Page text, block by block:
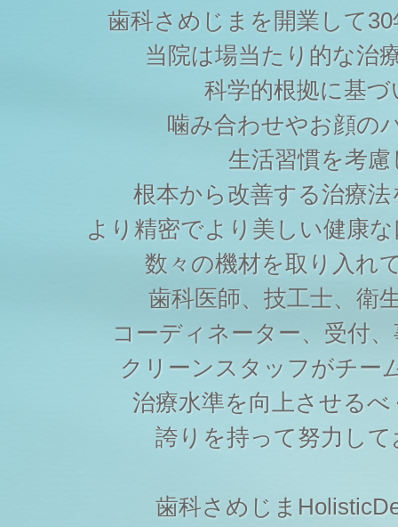
歯科さめじまを開業して
当院は場当たり的な治
科学的根拠に基づ
噛み合わせやお顔の
生活習慣を考慮
根本から改善する治療
より精密でより美しい健康
数々の機材を取り入れ
歯科医師、技工士、衛
コーディネーター、受付
クリーンスタッフがチー
治療水準を向上させる
誇りを持って努力し
歯科さめじま